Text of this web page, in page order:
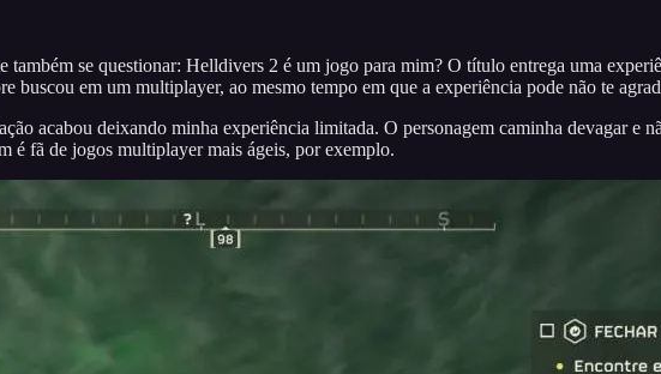
também se questionar: Helldivers 2 é um jogo para mim? O título entrega uma
buscou em um multiplayer, ao mesmo tempo em que a experiência pode não te
acabou deixando minha experiência limitada. O personagem caminha devagar e
é fã de jogos multiplayer mais ágeis, por exemplo.